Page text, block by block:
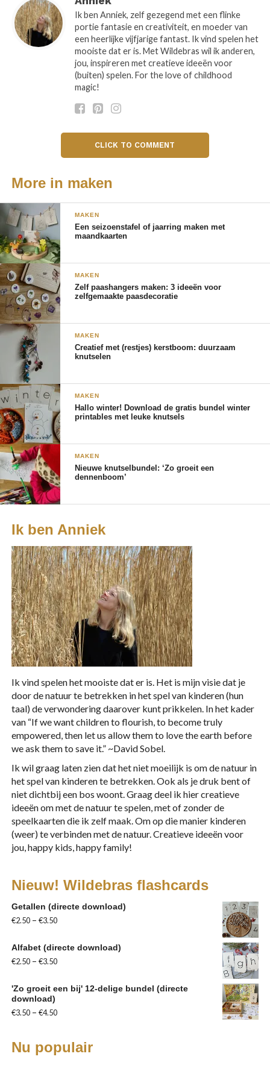
Bloemafdrukken maken op
We legden de bloemen met de kop naar beneden op
de witte stof en legden er een papiertje overheen
de bloemenprut kwam te zitten :). En dan timmeren
De kleuter vond het super. En ik ook, om de
afdrukken te zien vormen en de verschillen tussen
bloemen te ontdekken. Al met een paar slagen met
de hamer komen de bloemafdrukken tevoorschijn.
We merkten dat kleine bloempjes het beste
resultaat opleverden – die gaven mooi af. Een roze
gerbera, waarvan ik verwachtte dat deze een mooi
resultaat zou opleveren, leverde juist alleen een
enorme bruine vlek op. Dus scharrelden we een paar
bloemetjes erbij uit de tuin.
Elke keer was het resultaat weer een ontdekking.
kleuren, vormen, geuren, de texturen – en
eventueel de namen – van de bloemen.
Ik ben Anniek, zelf gezegend met een flinke
portie fantasie en creativiteit, en moeder van
een heerlijke vijfjarige fantast. Ik vind spelen het
mooiste dat er is. Met Wildebras wil ik anderen,
jou, inspireren met creatieve ideeën voor
(buiten) spelen. For the love of childhood
magic!
CLICK TO COMMENT
More in maken
MAKEN
Een seizoenstafel of jaarring maken met
maandkaarten
MAKEN
Zelf paashangers maken: 3 ideeën voor
zelfgemaakte paasdecoratie
MAKEN
Creatief met (restjes) kerstboom: duurzaam
knutselen
MAKEN
Hallo winter! Download de gratis bundel winter
printables met leuke knutsels
MAKEN
Nieuwe knutselbundel: ‘Zo groeit een
dennenboom’
Ik ben Anniek
Ik vind spelen het mooiste dat er is. Het is mijn visie dat je
door de natuur te betrekken in het spel van kinderen (hun
taal) de verwondering daarover kunt prikkelen. In het kader
van “If we want children to flourish, to become truly
empowered, then let us allow them to love the earth before
we ask them to save it.” ~David Sobel.
Ik wil graag laten zien dat het niet moeilijk is om de natuur in
het spel van kinderen te betrekken. Ook als je druk bent of
niet dichtbij een bos woont. Graag deel ik hier creatieve
ideeën om met de natuur te spelen, met of zonder de
speelkaarten die ik zelf maak. Om op die manier kinderen
(weer) te verbinden met de natuur. Creatieve ideeën voor
jou, happy kids, happy family!
Nieuw! Wildebras flashcards
Getallen (directe download)
€2.50– €3.50
Alfabet (directe download)
€2.50– €3.50
'Zo groeit een bij' 12-delige bundel (directe
download)
€3.50– €4.50
Nu populair